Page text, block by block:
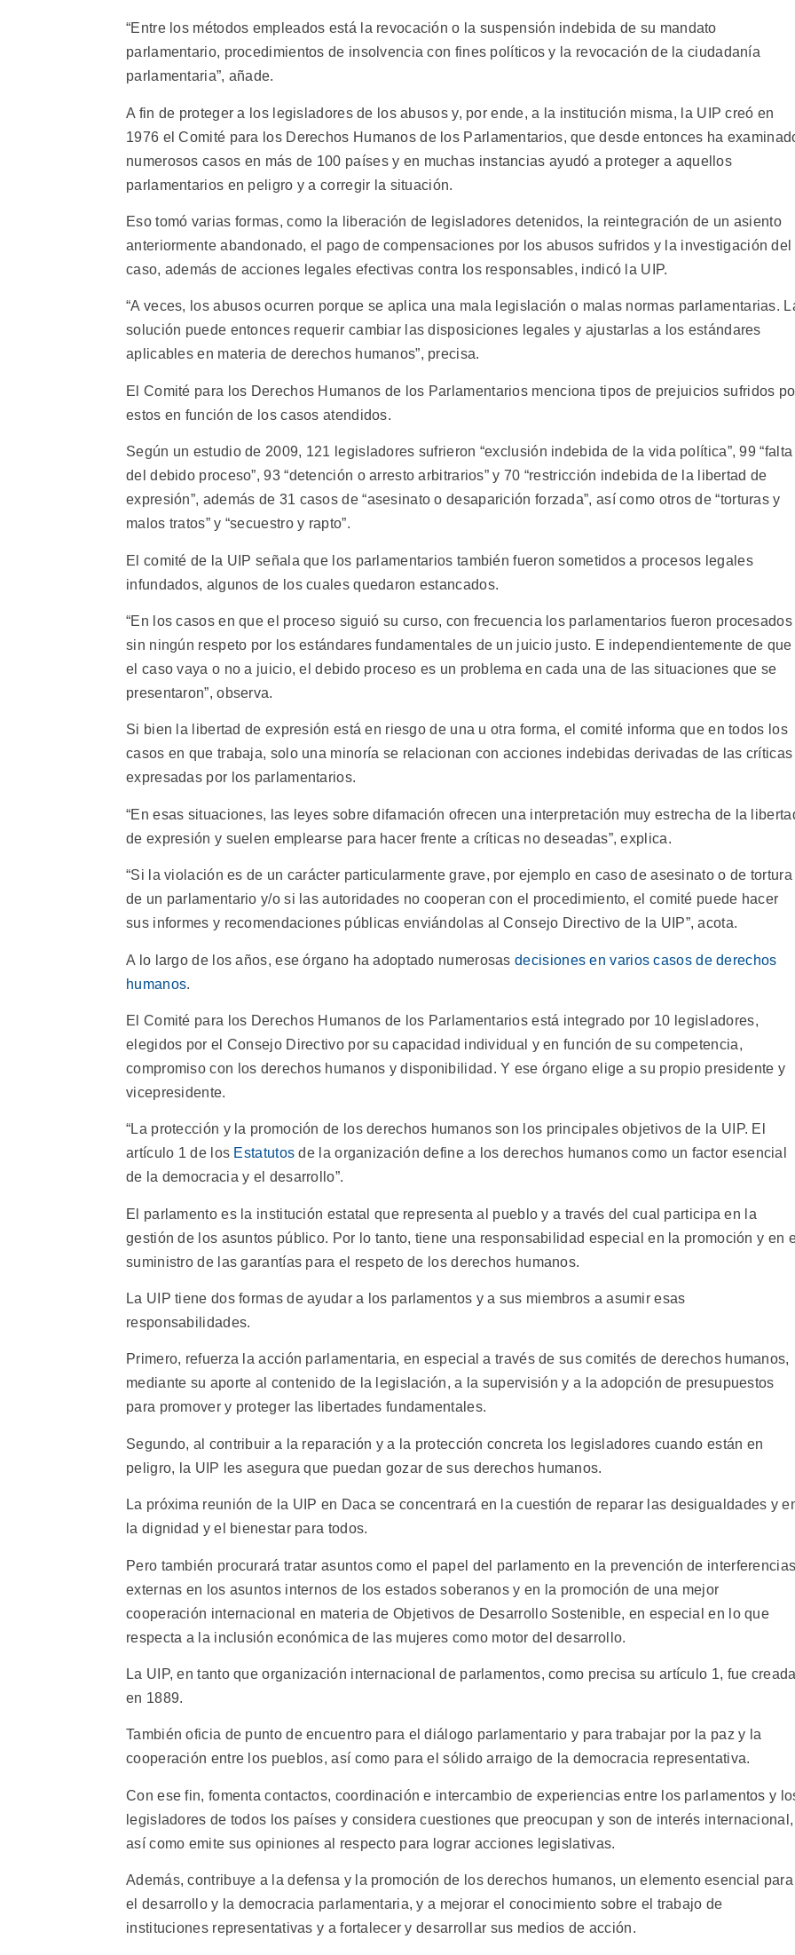
“Entre los métodos empleados está la revocación o la suspensión indebida de su mandato
parlamentario, procedimientos de insolvencia con fines políticos y la revocación de la ciudadanía
parlamentaria”, añade.
A fin de proteger a los legisladores de los abusos y, por ende, a la institución misma, la UIP creó en
1976 el Comité para los Derechos Humanos de los Parlamentarios, que desde entonces ha
numerosos casos en más de 100 países y en muchas instancias ayudó a proteger a aquellos
parlamentarios en peligro y a corregir la situación.
Eso tomó varias formas, como la liberación de legisladores detenidos, la reintegración de un asiento
anteriormente abandonado, el pago de compensaciones por los abusos sufridos y la investigación del
caso, además de acciones legales efectivas contra los responsables, indicó la UIP.
“A veces, los abusos ocurren porque se aplica una mala legislación o malas normas parlamentarias.
solución puede entonces requerir cambiar las disposiciones legales y ajustarlas a los estándares
aplicables en materia de derechos humanos”, precisa.
El Comité para los Derechos Humanos de los Parlamentarios menciona tipos de prejuicios sufridos
estos en función de los casos atendidos.
Según un estudio de 2009, 121 legisladores sufrieron “exclusión indebida de la vida política”, 99 “falta
del debido proceso”, 93 “detención o arresto arbitrarios” y 70 “restricción indebida de la libertad de
expresión”, además de 31 casos de “asesinato o desaparición forzada”, así como otros de “torturas y
malos tratos” y “secuestro y rapto”.
El comité de la UIP señala que los parlamentarios también fueron sometidos a procesos legales
infundados, algunos de los cuales quedaron estancados.
“En los casos en que el proceso siguió su curso, con frecuencia los parlamentarios fueron procesados
sin ningún respeto por los estándares fundamentales de un juicio justo. E independientemente de que
el caso vaya o no a juicio, el debido proceso es un problema en cada una de las situaciones que se
presentaron”, observa.
Si bien la libertad de expresión está en riesgo de una u otra forma, el comité informa que en todos los
casos en que trabaja, solo una minoría se relacionan con acciones indebidas derivadas de las críticas
expresadas por los parlamentarios.
“En esas situaciones, las leyes sobre difamación ofrecen una interpretación muy estrecha de la
de expresión y suelen emplearse para hacer frente a críticas no deseadas”, explica.
“Si la violación es de un carácter particularmente grave, por ejemplo en caso de asesinato o de tortura
de un parlamentario y/o si las autoridades no cooperan con el procedimiento, el comité puede hacer
sus informes y recomendaciones públicas enviándolas al Consejo Directivo de la UIP”, acota.
A lo largo de los años, ese órgano ha adoptado numerosasdecisiones en varios casos de derechos
humanos.
El Comité para los Derechos Humanos de los Parlamentarios está integrado por 10 legisladores,
elegidos por el Consejo Directivo por su capacidad individual y en función de su competencia,
compromiso con los derechos humanos y disponibilidad. Y ese órgano elige a su propio presidente y
vicepresidente.
“La protección y la promoción de los derechos humanos son los principales objetivos de la UIP. El
artículo 1 de los Estatutos de la organización define a los derechos humanos como un factor esencial
de la democracia y el desarrollo”.
El parlamento es la institución estatal que representa al pueblo y a través del cual participa en la
gestión de los asuntos público. Por lo tanto, tiene una responsabilidad especial en la promoción y en
suministro de las garantías para el respeto de los derechos humanos.
La UIP tiene dos formas de ayudar a los parlamentos y a sus miembros a asumir esas
responsabilidades.
Primero, refuerza la acción parlamentaria, en especial a través de sus comités de derechos humanos,
mediante su aporte al contenido de la legislación, a la supervisión y a la adopción de presupuestos
para promover y proteger las libertades fundamentales.
Segundo, al contribuir a la reparación y a la protección concreta los legisladores cuando están en
peligro, la UIP les asegura que puedan gozar de sus derechos humanos.
La próxima reunión de la UIP en Daca se concentrará en la cuestión de reparar las desigualdades y
la dignidad y el bienestar para todos.
Pero también procurará tratar asuntos como el papel del parlamento en la prevención de
externas en los asuntos internos de los estados soberanos y en la promoción de una mejor
cooperación internacional en materia de Objetivos de Desarrollo Sostenible, en especial en lo que
respecta a la inclusión económica de las mujeres como motor del desarrollo.
La UIP, en tanto que organización internacional de parlamentos, como precisa su artículo 1, fue
en 1889.
También oficia de punto de encuentro para el diálogo parlamentario y para trabajar por la paz y la
cooperación entre los pueblos, así como para el sólido arraigo de la democracia representativa.
Con ese fin, fomenta contactos, coordinación e intercambio de experiencias entre los parlamentos y
legisladores de todos los países y considera cuestiones que preocupan y son de interés internacional,
así como emite sus opiniones al respecto para lograr acciones legislativas.
Además, contribuye a la defensa y la promoción de los derechos humanos, un elemento esencial para
el desarrollo y la democracia parlamentaria, y a mejorar el conocimiento sobre el trabajo de
instituciones representativas y a fortalecer y desarrollar sus medios de acción.